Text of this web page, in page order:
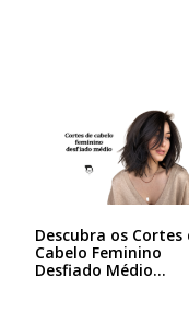
Descubra os Cortes
Cabelo Feminino
Desfiado Médio…